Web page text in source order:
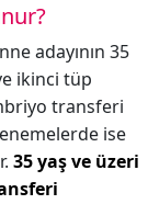
adayının 35
ikinci tüp
transferi
ise
35 yaş ve üzeri